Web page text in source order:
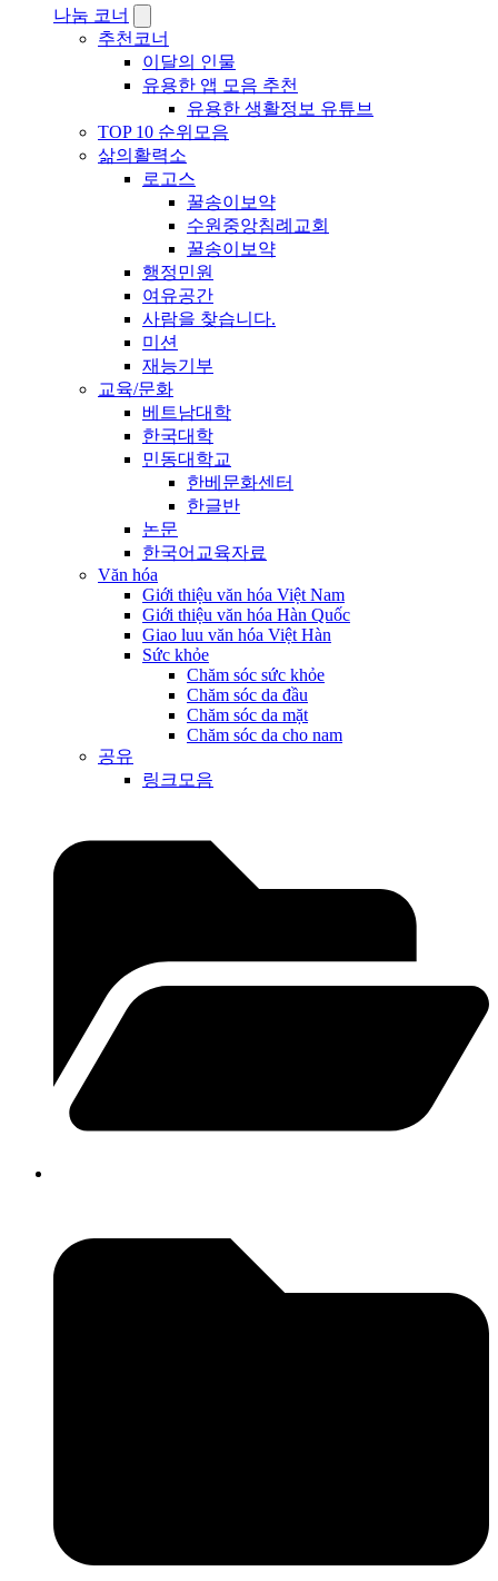
나눔 코너
추천코너
이달의 인물
유용한 앱 모음 추천
유용한 생활정보 유튜브
TOP 10 순위모음
삶의활력소
로고스
꿀송이보약
수원중앙침례교회
꿀송이보약
행정민원
여유공간
사람을 찾습니다.
미션
재능기부
교육/문화
베트남대학
한국대학
민동대학교
한베문화센터
한글반
논문
한국어교육자료
Văn hóa
Giới thiệu văn hóa Việt Nam
Giới thiệu văn hóa Hàn Quốc
Giao luu văn hóa Việt Hàn
Sức khỏe
Chăm sóc sức khỏe
Chăm sóc da đầu
Chăm sóc da mặt
Chăm sóc da cho nam
공유
링크모음